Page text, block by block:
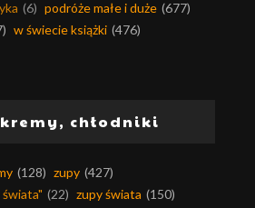
(6) podróże małe i duże (677)
w świecie książki (476)
chłodniki
(128) zupy (427)
świata" (22) zupy świata (150)